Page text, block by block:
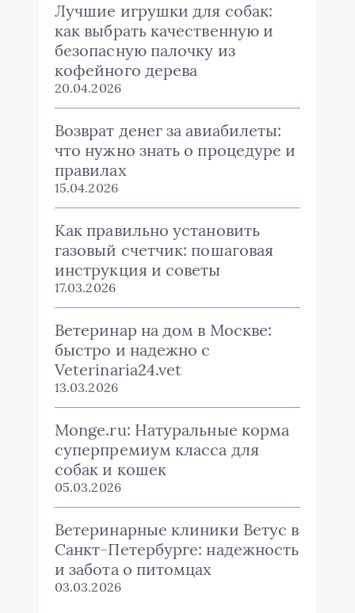
Лучшие игрушки для собак:
как выбрать качественную и
безопасную палочку из
кофейного дерева
20.04.2026
Возврат денег за авиабилеты:
что нужно знать о процедуре и
правилах
15.04.2026
Как правильно установить
газовый счетчик: пошаговая
инструкция и советы
17.03.2026
Ветеринар на дом в Москве:
быстро и надежно с
Veterinaria24.vet
13.03.2026
Monge.ru: Натуральные корма
суперпремиум класса для
собак и кошек
05.03.2026
Ветеринарные клиники Ветус в
Санкт-Петербурге: надежность
и забота о питомцах
03.03.2026